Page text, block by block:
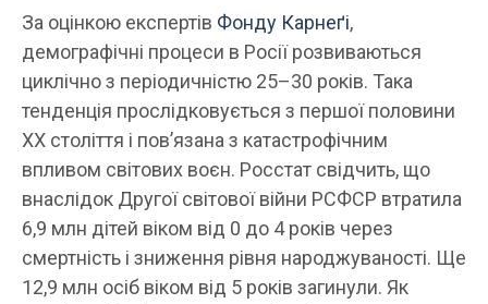
За оцінкою експертів Фонду Карнеґі,
демографічні процеси в Росії розвиваються
циклічно з періодичністю 25–30 років. Така
тенденція прослідковується з першої половини
XX століття і пов’язана з катастрофічним
впливом світових воєн. Росстат свідчить, що
внаслідок Другої світової війни РСФСР втратила
6,9 млн дітей віком від 0 до 4 років через
смертність і зниження рівня народжуваності. Ще
12,9 млн осіб віком від 5 років загинули. Як